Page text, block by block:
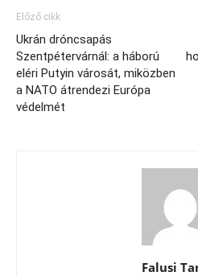
Előző cikk
Ukrán dróncsapás
Szentpétervárnál: a háború
eléri Putyin városát, miközben
a NATO átrendezi Európa
védelmét
Falusi